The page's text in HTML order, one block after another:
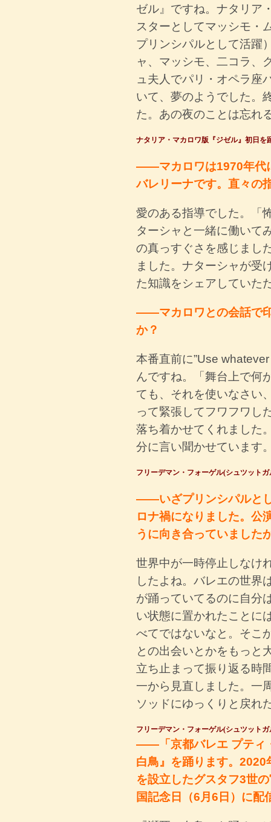
ゼル』ですね。ナタリア
スターとしてマッシモ・
プリンシパルとして活躍
ャ、マッシモ、二コラ、
ュ夫人でパリ・オペラ座
いて、夢のようでした。
た。あの夜のことは忘れ
ナタリア・マカロワ版『ジゼル』初日を
――マカロワは1970年代
バレリーナです。直々の
愛のある指導でした。「
ターシャと一緒に働いて
の真っすぐさを感じまし
ました。ナターシャが受
た知識をシェアしていた
――マカロワとの会話で
か？
本番直前に”Use
んですね。「舞台上で何
ても、それを使いなさい
って緊張してフワフワし
落ち着かせてくれました
分に言い聞かせています
フリーデマン・フォーゲル(シュツット
――いざプリンシパルと
ロナ禍になりました。公
うに向き合っていました
世界中が一時停止しなけ
したよね。バレエの世界
が踊っていてるのに自分
い状態に置かれたことに
べてではないなと。そこ
との出会いとかをもっと
立ち止まって振り返る時
一から見直しました。一
ソッドにゆっくりと戻れ
フリーデマン・フォーゲル(シュツット
――「京都バレエ プティ
白鳥』を踊ります。
を設立したグスタフ3世
国記念日（6月6日）に配